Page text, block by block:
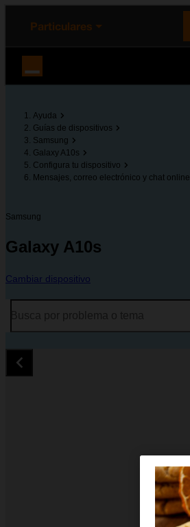
principal
la página
Particulares
Ayuda
Guías de dispositivos
Samsung
Galaxy A10s
Configura tu dispositivo
Mensajes, correo electrónico y chat online
Samsung
Galaxy A10s
Cambiar dispositivo